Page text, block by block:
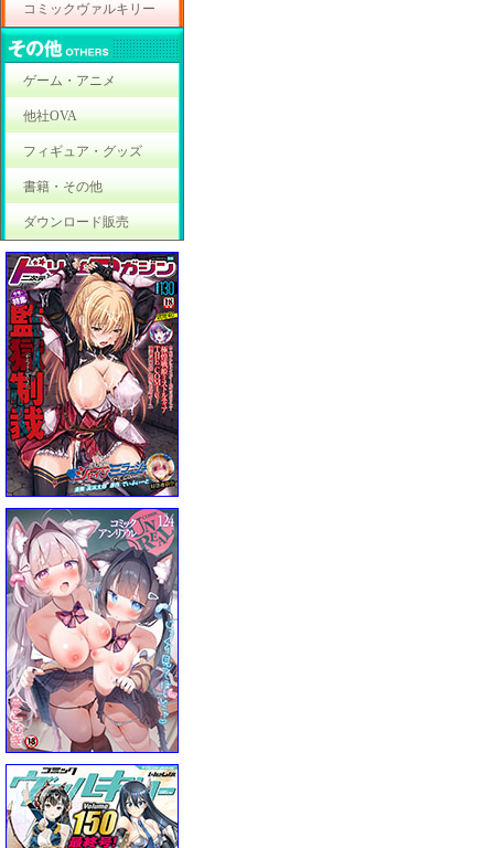
コミックヴァルキリー
ゲーム・アニメ
他社OVA
フィギュア・グッズ
書籍・その他
ダウンロード販売